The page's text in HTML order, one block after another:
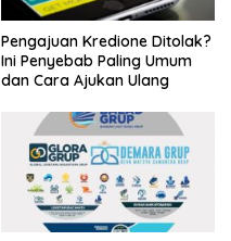
Pengajuan Kredione Ditolak?
Ini Penyebab Paling Umum
dan Cara Ajukan Ulang